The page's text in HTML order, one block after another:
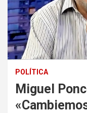
POLÍTICA
Miguel